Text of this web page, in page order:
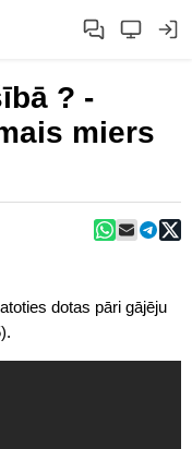
? -
miers
dotas pāri gājēju